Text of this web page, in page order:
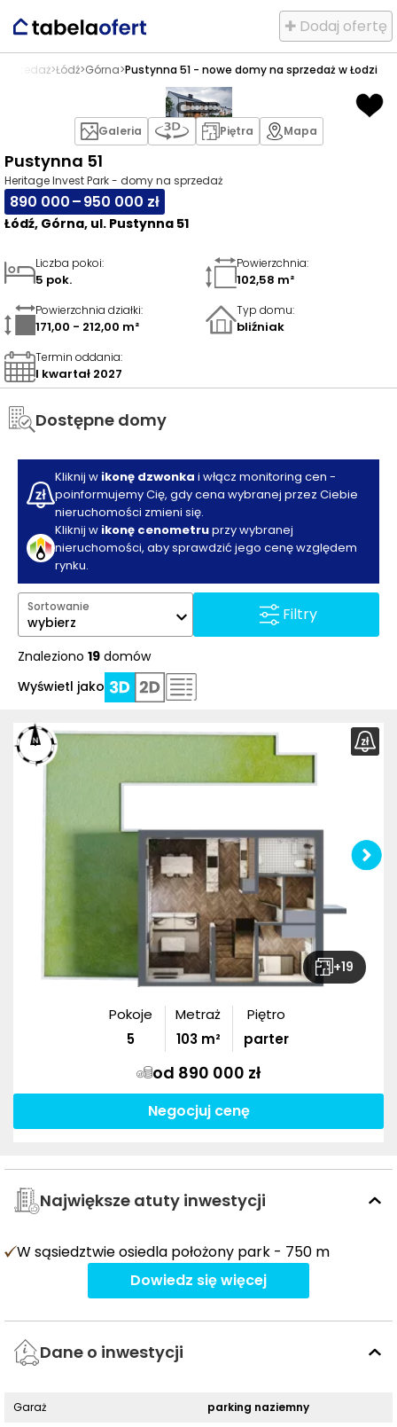
✚ Dodaj ofertę
>Łódź>Górna>Pustynna 51 - nowe domy na sprzedaż w Łodzi
Pustynna 51
Heritage Invest Park - domy na sprzedaż
890 000 – 950 000 zł
Łódź, Górna, ul. Pustynna 51
Galeria Piętra Mapa
Liczba pokoi:
5 pok.
Powierzchnia:
102,58 m²
Powierzchnia działki:
171,00 - 212,00 m²
Typ domu:
bliźniak
Termin oddania:
I kwartał 2027
Dostępne domy
Kliknij w ikonę dzwonka i włącz monitoring cen -
poinformujemy Cię, gdy cena wybranej przez Ciebie
nieruchomości zmieni się.
Kliknij w ikonę cenometruprzy wybranej
nieruchomości, aby sprawdzić jego cenę względem
rynku.
Filtry
Sortowanie
wybierz
Znaleziono 19 domów
Wyświetl jako
+19
Pokoje
5
Metraż
103m²
Piętro
parter
od 890 000 zł
Negocjuj cenę
Największe atuty inwestycji
W sąsiedztwie osiedla położony park - 750 m
Dowiedz się więcej
Dane o inwestycji
Garaż
parking naziemny